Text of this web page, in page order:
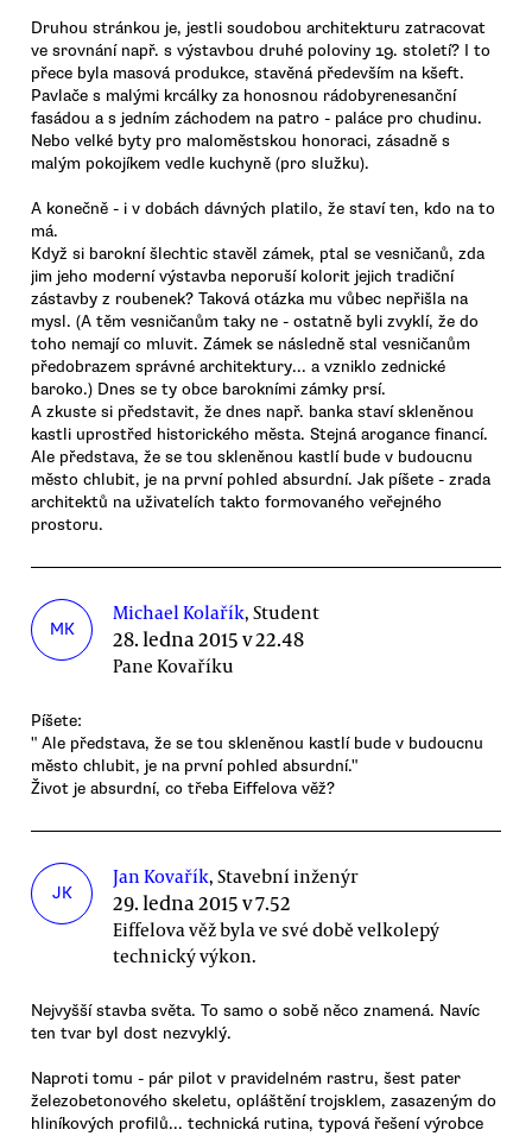
Druhou stránkou je, jestli soudobou architekturu zatracovat
ve srovnání např. s výstavbou druhé poloviny 19. století? I to
přece byla masová produkce, stavěná především na kšeft.
Pavlače s malými krcálky za honosnou rádobyrenesanční
fasádou a s jedním záchodem na patro - paláce pro chudinu.
Nebo velké byty pro maloměstskou honoraci, zásadně s
malým pokojíkem vedle kuchyně (pro služku).
A konečně - i v dobách dávných platilo, že staví ten, kdo na to
má.
Když si barokní šlechtic stavěl zámek, ptal se vesničanů, zda
jim jeho moderní výstavba neporuší kolorit jejich tradiční
zástavby z roubenek? Taková otázka mu vůbec nepřišla na
mysl. (A těm vesničanům taky ne - ostatně byli zvyklí, že do
toho nemají co mluvit. Zámek se následně stal vesničanům
předobrazem správné architektury... a vzniklo zednické
baroko.) Dnes se ty obce barokními zámky prsí.
A zkuste si představit, že dnes např. banka staví skleněnou
kastli uprostřed historického města. Stejná arogance financí.
Ale představa, že se tou skleněnou kastlí bude v budoucnu
město chlubit, je na první pohled absurdní. Jak píšete - zrada
architektů na uživatelích takto formovaného veřejného
prostoru.
MK
Michael Kolařík, Student
28. ledna 2015 v 22.48
Pane Kovaříku
Píšete:
" Ale představa, že se tou skleněnou kastlí bude v budoucnu
město chlubit, je na první pohled absurdní."
Život je absurdní, co třeba Eiffelova věž?
JK
Jan Kovařík, Stavební inženýr
29. ledna 2015 v 7.52
Eiffelova věž byla ve své době velkolepý
technický výkon.
Nejvyšší stavba světa. To samo o sobě něco znamená. Navíc
ten tvar byl dost nezvyklý.
Naproti tomu - pár pilot v pravidelném rastru, šest pater
železobetonového skeletu, opláštění trojsklem, zasazeným do
hliníkových profilů... technická rutina, typová řešení výrobce